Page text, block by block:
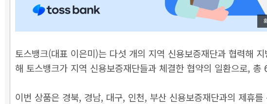
토스뱅크(대표 이은미)는 다섯 개의 지역 신용보증재단과 협력해
해 토스뱅크가 지역 신용보증재단들과 체결한 협약의 일환으로,
이번 상품은 경북, 경남, 대구, 인천, 부산 신용보증재단과의 제휴